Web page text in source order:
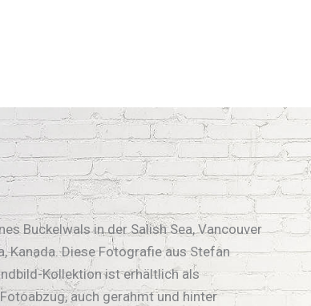
Buckelwals in der Salish Sea, Vancouver
Kanada. Diese Fotografie aus Stefan
Kollektion ist erhältlich als
auch gerahmt und hinter